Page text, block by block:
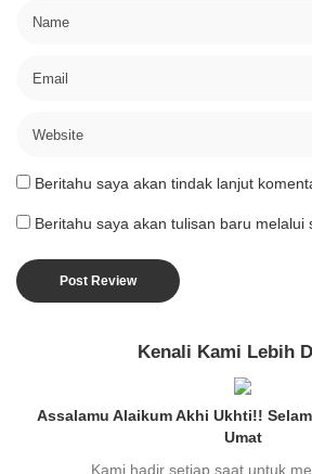
Beritahu saya akan tindak lanjut
Beritahu saya akan tulisan baru melalui
Kenali Kami Lebih
Assalamu Alaikum Akhi Ukhti!!
Umat
Kami hadir setiap saat untuk